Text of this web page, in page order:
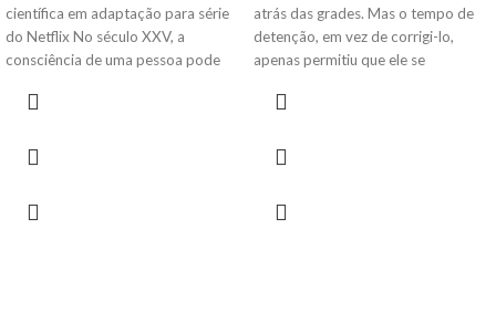
científica em adaptação para série
do Netflix No século XXV, a
consciência de uma pessoa pode
base do cérebro e baixada para um
funcionar. A morte, agora, nada mais
programa. Takeshi Kovacs, um ex-
atrás das grades. Mas o tempo de
detenção, em vez de corrigi-lo,
apenas permitiu que ele se
Agora, de volta às ruas, ele tornará
juntos farão da violência o único
império de ilegalidade.